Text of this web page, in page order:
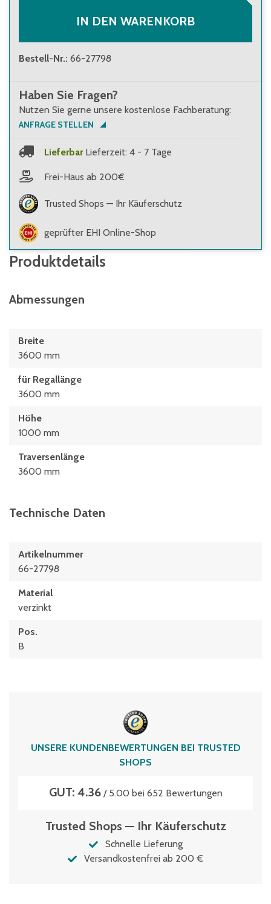
IN DEN WARENKORB
Bestell-Nr.: 66-27798
Haben Sie Fragen?
Nutzen Sie gerne unsere kostenlose Fachberatung:
ANFRAGE STELLEN
Lieferbar Lieferzeit: 4 - 7 Tage
Frei-Haus ab 200€
Trusted Shops — Ihr Käuferschutz
geprüfter EHI Online-Shop
Produktdetails
Abmessungen
Breite
3600 mm
für Regallänge
3600 mm
Höhe
1000 mm
Traversenlänge
3600 mm
Technische Daten
Artikelnummer
66-27798
Material
verzinkt
Pos.
B
UNSERE KUNDENBEWERTUNGEN BEI TRUSTED
SHOPS
GUT: 4.36/ 5.00 bei 652 Bewertungen
Trusted Shops — Ihr Käuferschutz
Schnelle Lieferung
Versandkostenfrei ab 200 €